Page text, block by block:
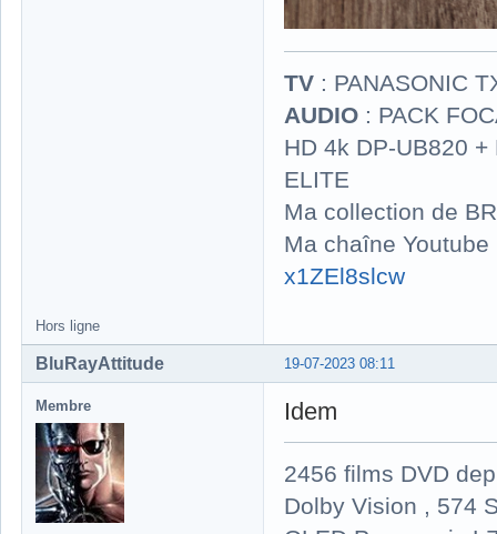
TV : PANASONIC
AUDIO : PACK
HD 4k DP-UB820
ELITE
Ma collection de
Ma chaîne
x1ZEl8slcw
Hors ligne
19-07-2023 08:11
BluRayAttitude
Membre Idem
2456 films DVD
Dolby Vision , 574